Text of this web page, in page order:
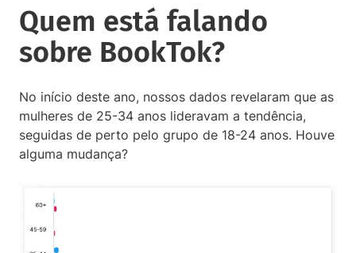
Quem está falando
sobre BookTok?
No início deste ano, nossos dados revelaram que as
mulheres de 25-34 anos lideravam a tendência,
seguidas de perto pelo grupo de 18-24 anos. Houve
alguma mudança?